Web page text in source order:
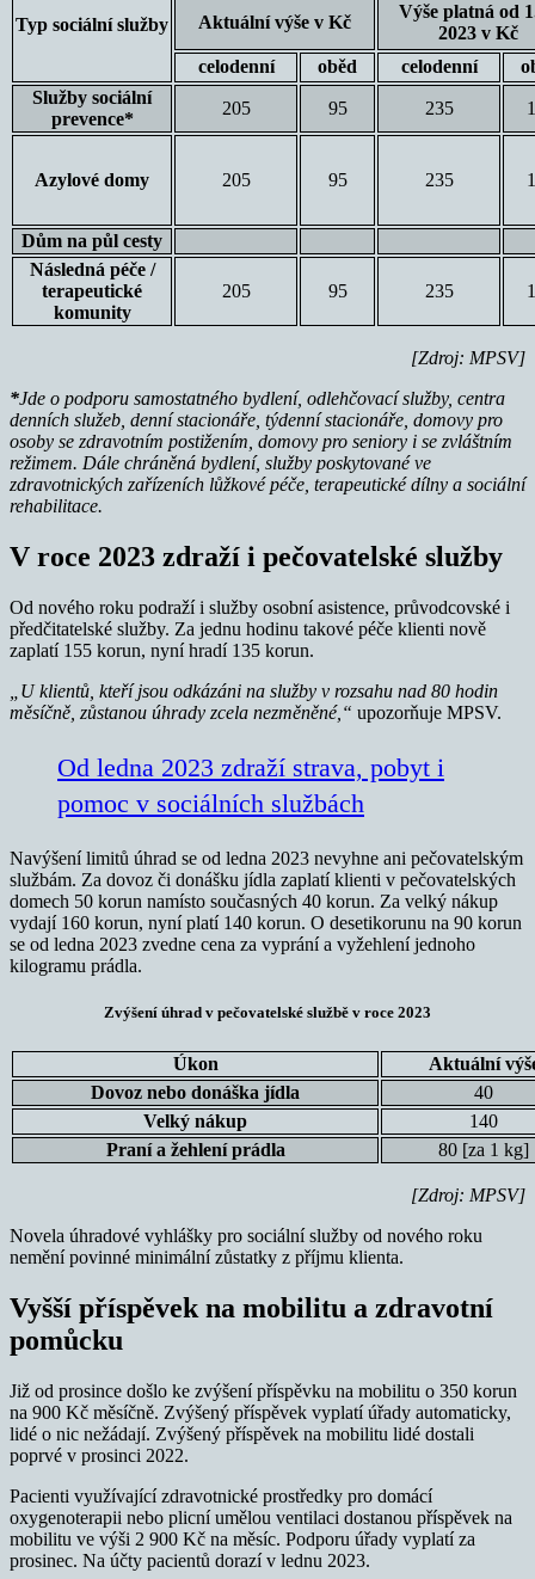
Typ sociální služby Aktuální výše v Kč
Výše platná od
2023 v Kč
celodenní
oběd celodenní
Služby sociální
prevence*
205 95 235
Azylové domy 205 95 235
Dům na půl cesty
Následná péče /
terapeutické
komunity
205 95 235
[Zdroj: MPSV]
*Jde o podporu samostatného bydlení, odlehčovací služby, centra
denních služeb, denní stacionáře, týdenní stacionáře, domovy pro
osoby se zdravotním postižením, domovy pro seniory i se zvláštním
režimem. Dále chráněná bydlení, služby poskytované ve
zdravotnických zařízeních lůžkové péče, terapeutické dílny a sociální
rehabilitace.
V roce 2023 zdraží i pečovatelské služby
Od nového roku podraží i služby osobní asistence, průvodcovské i
předčitatelské služby. Za jednu hodinu takové péče klienti nově
zaplatí 155 korun, nyní hradí 135 korun.
„U klientů, kteří jsou odkázáni na služby v rozsahu nad 80 hodin
měsíčně, zůstanou úhrady zcela nezměněné,“ upozorňuje MPSV.
Od ledna 2023 zdraží strava, pobyt i
pomoc v sociálních službách
Navýšení limitů úhrad se od ledna 2023 nevyhne ani pečovatelským
službám. Za dovoz či donášku jídla zaplatí klienti v pečovatelských
domech 50 korun namísto současných 40 korun. Za velký nákup
vydají 160 korun, nyní platí 140 korun. O desetikorunu na 90 korun
se od ledna 2023 zvedne cena za vyprání a vyžehlení jednoho
kilogramu prádla.
Zvýšení úhrad v pečovatelské službě v roce 2023
Úkon
Aktuální
Dovoz nebo donáška jídla
40
Velký nákup
140
Praní a žehlení prádla
80 [za 1 kg]
[Zdroj: MPSV]
Novela úhradové vyhlášky pro sociální služby od nového roku
nemění povinné minimální zůstatky z příjmu klienta.
Vyšší příspěvek na mobilitu a zdravotní
pomůcku
Již od prosince došlo ke zvýšení příspěvku na mobilitu o 350 korun
na 900 Kč měsíčně. Zvýšený příspěvek vyplatí úřady automaticky,
lidé o nic nežádají. Zvýšený příspěvek na mobilitu lidé dostali
poprvé v prosinci 2022.
Pacienti využívající zdravotnické prostředky pro domácí
oxygenoterapii nebo plicní umělou ventilaci dostanou příspěvek na
mobilitu ve výši 2 900 Kč na měsíc. Podporu úřady vyplatí za
prosinec. Na účty pacientů dorazí v lednu 2023.